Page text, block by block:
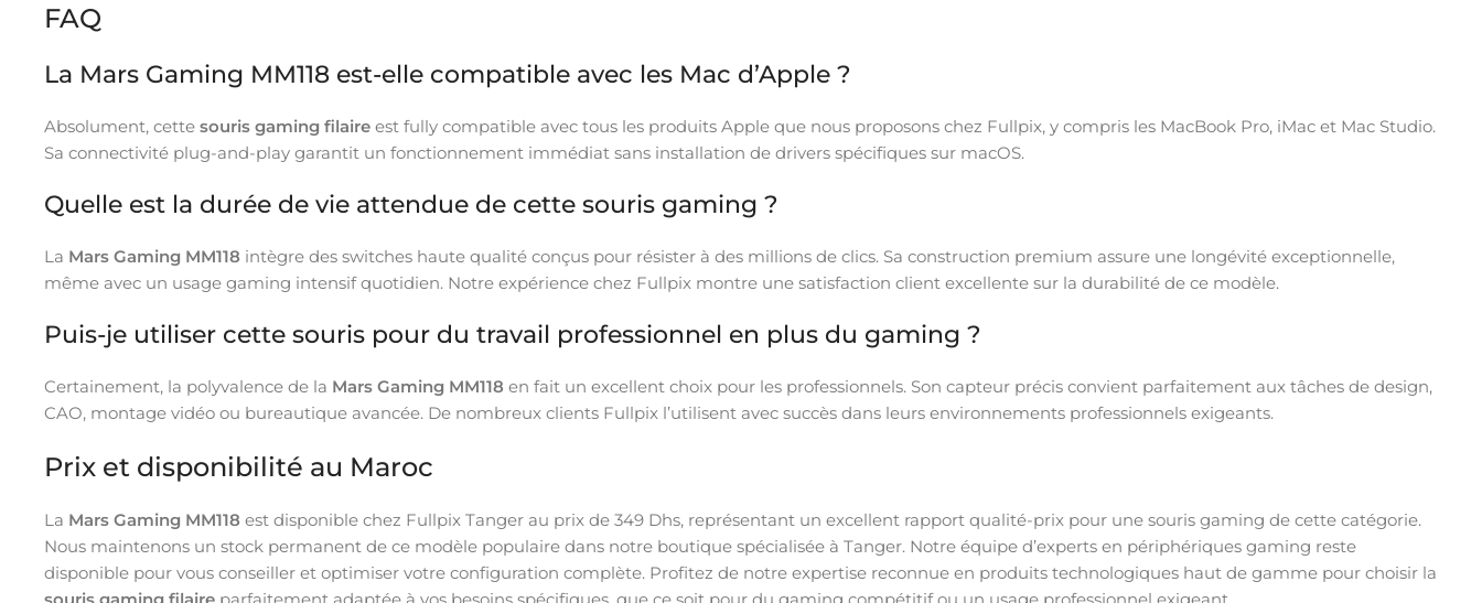
FAQ
La Mars Gaming MM118 est-elle compatible avec les Mac d’Apple ?
Absolument, cette souris gaming filaire est fully compatible avec tous les produits Apple que nous proposons chez Fullpix, y compris les MacBook Pro, iMac et Mac Studio.
Sa connectivité plug-and-play garantit un fonctionnement immédiat sans installation de drivers spécifiques sur macOS.
Quelle est la durée de vie attendue de cette souris gaming ?
La Mars Gaming MM118 intègre des switches haute qualité conçus pour résister à des millions de clics. Sa construction premium assure une longévité exceptionnelle,
même avec un usage gaming intensif quotidien. Notre expérience chez Fullpix montre une satisfaction client excellente sur la durabilité de ce modèle.
Puis-je utiliser cette souris pour du travail professionnel en plus du gaming ?
Certainement, la polyvalence de la Mars Gaming MM118 en fait un excellent choix pour les professionnels. Son capteur précis convient parfaitement aux tâches de design,
CAO, montage vidéo ou bureautique avancée. De nombreux clients Fullpix l’utilisent avec succès dans leurs environnements professionnels exigeants.
Prix et disponibilité au Maroc
La Mars Gaming MM118 est disponible chez Fullpix Tanger au prix de 349 Dhs, représentant un excellent rapport qualité-prix pour une souris gaming de cette catégorie.
Nous maintenons un stock permanent de ce modèle populaire dans notre boutique spécialisée à Tanger. Notre équipe d’experts en périphériques gaming reste
disponible pour vous conseiller et optimiser votre configuration complète. Profitez de notre expertise reconnue en produits technologiques haut de gamme pour choisir la